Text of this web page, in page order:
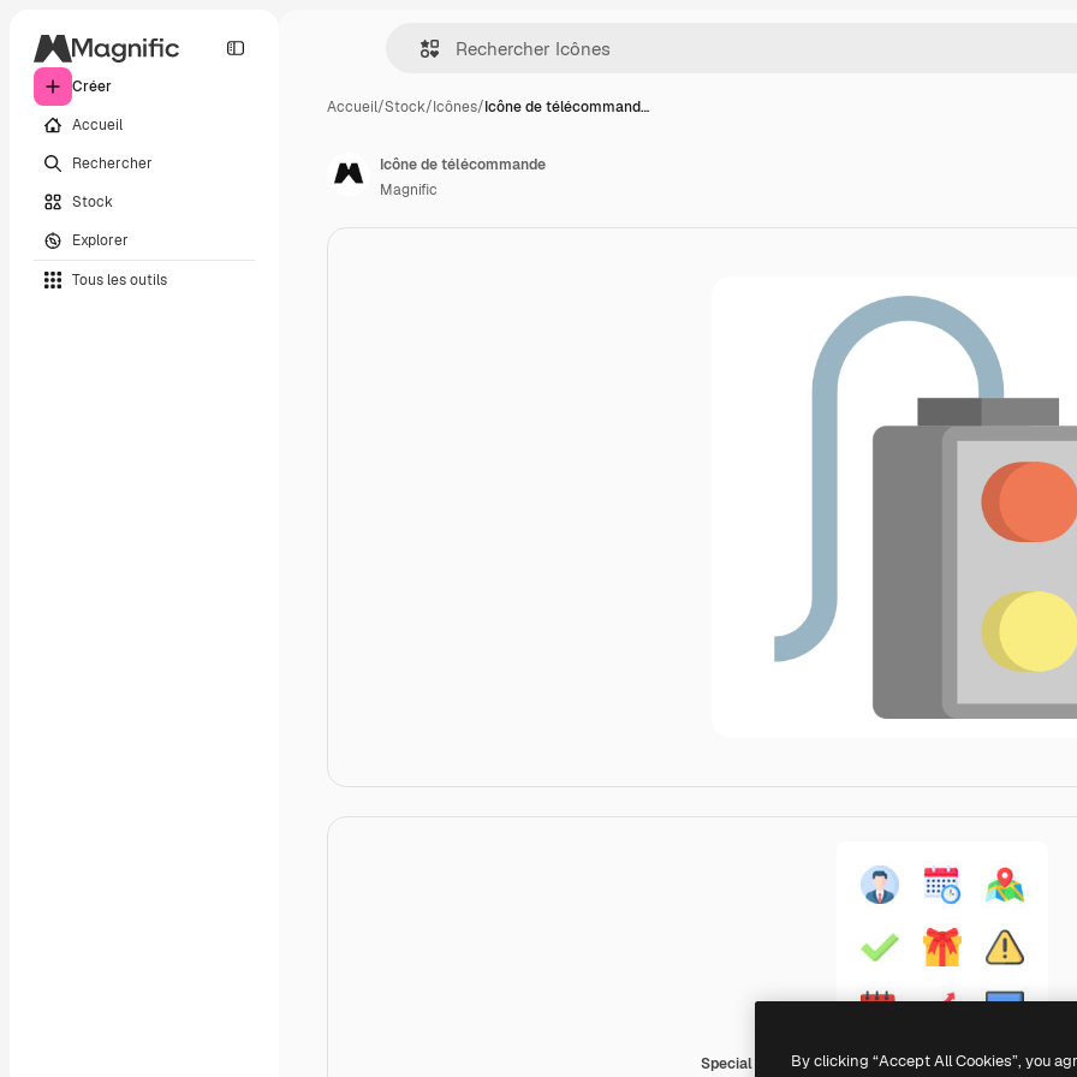
Créer
Accueil
Rechercher
Stock
Explorer
Tous les outils
Accueil/Stock/Icônes/Icône de télécommand…
Special Flat
Icône de télécommande
Magnific
By clicking “Accept All Cookies”, you